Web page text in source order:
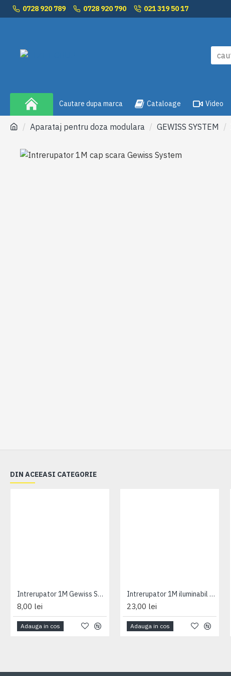
0728 920 789 0728 920 790 021 319 50 17
Cautare dupa marca Cataloage Video
Aparataj pentru doza modulara GEWISS SYSTEM
DIN ACEEASI CATEGORIE
Intrerupator 1M Gewiss System
8,00 lei
Adauga in cos
Intrerupator 1M iluminabil Gewiss System
23,00 lei
Adauga in cos